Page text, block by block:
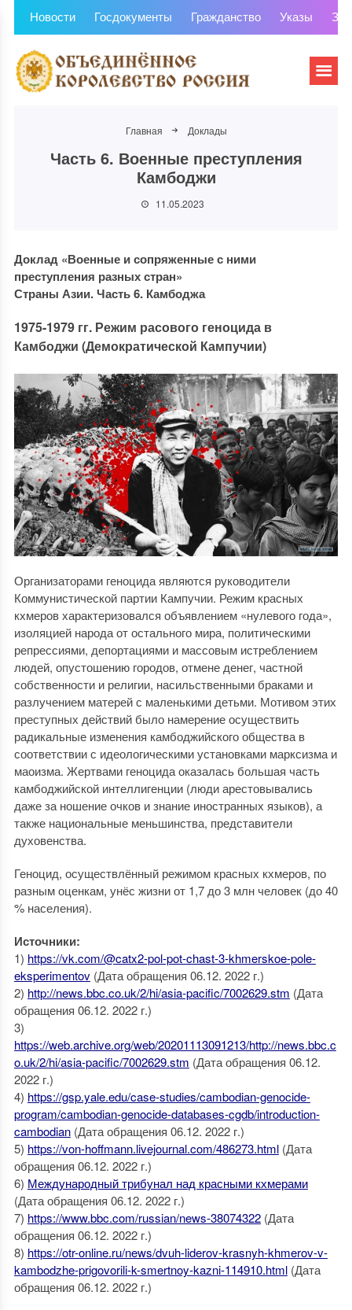
Новости Госдокументы Гражданство Указы
Главная Доклады
Часть 6. Военные преступления
Камбоджи
11.05.2023
Доклад «Военные и сопряженные с ними
преступления разных стран»
Страны Азии. Часть 6. Камбоджа
1975-1979 гг. Режим расового геноцида в
Камбоджи (Демократической Кампучии)
Организаторами геноцида являются руководители
Коммунистической партии Кампучии. Режим красных
кхмеров характеризовался объявлением «нулевого года»,
изоляцией народа от остального мира, политическими
репрессиями, депортациями и массовым истреблением
людей, опустошению городов, отмене денег, частной
собственности и религии, насильственными браками и
разлучением матерей с маленькими детьми. Мотивом этих
преступных действий было намерение осуществить
радикальные изменения камбоджийского общества в
соответствии с идеологическими установками марксизма и
маоизма. Жертвами геноцида оказалась большая часть
камбоджийской интеллигенции (люди арестовывались
даже за ношение очков и знание иностранных языков), а
также национальные меньшинства, представители
духовенства.
Геноцид, осуществлённый режимом красных кхмеров, по
разным оценкам, унёс жизни от 1,7 до 3 млн человек (до 40
% населения).
Источники:
1) https://vk.com/@catx2-pol-pot-chast-3-khmerskoe-pole-
eksperimentov(Дата обращения 06.12. 2022 г.)
2) http://news.bbc.co.uk/2/hi/asia-pacific/7002629.stm (Дата
обращения 06.12. 2022 г.)
3)
https://web.archive.org/web/20201113091213/http://news.bbc.c
o.uk/2/hi/asia-pacific/7002629.stm (Дата обращения 06.12.
2022 г.)
4) https://gsp.yale.edu/case-studies/cambodian-genocide-
program/cambodian-genocide-databases-cgdb/introduction-
cambodian(Дата обращения 06.12. 2022 г.)
5) https://von-hoffmann.livejournal.com/486273.html(Дата
обращения 06.12. 2022 г.)
6) Международный трибунал над красными кхмерами
(Дата обращения 06.12. 2022 г.)
7) https://www.bbc.com/russian/news-38074322(Дата
обращения 06.12. 2022 г.)
8) https://otr-online.ru/news/dvuh-liderov-krasnyh-khmerov-v-
kambodzhe-prigovorili-k-smertnoy-kazni-114910.html(Дата
обращения 06.12. 2022 г.)